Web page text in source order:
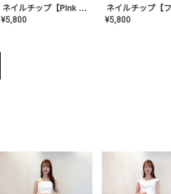
ネイルチップ【Pink Glow Nail】MK-CONA-04
¥5,800 ¥5,800